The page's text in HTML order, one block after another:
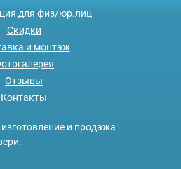
для физ/юр.лиц
Скидки
и монтаж
Отзывы
Контакты
и продажа